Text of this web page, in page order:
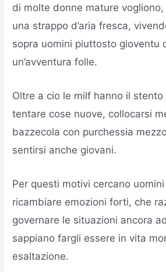
di molte donne mature
una strappo d’aria fresca,
sopra uomini piuttosto gioventu
un’avventura folle.
Oltre a cio le milf hanno il
tentare cose nuove, collocarsi
bazzecola con purchessia
sentirsi anche giovani.
Per questi motivi cercano
ricambiare emozioni forti, che
governare le situazioni ancora
sappiano fargli essere in vita
esaltazione.